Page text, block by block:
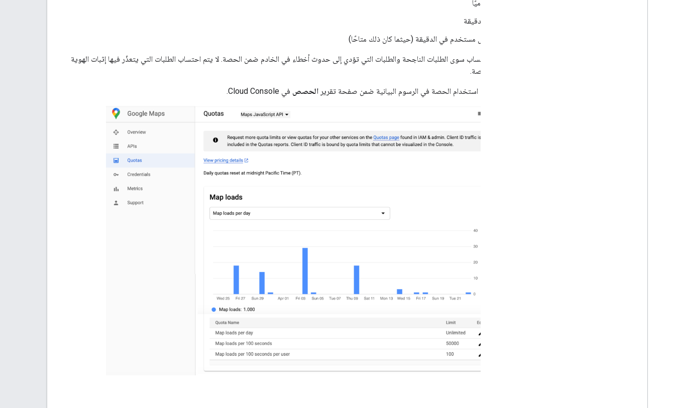
يوميًا
بالدقيقة
لكل مستخدم في الدقيقة (حيثما كان ذلك متاحًا)
لا يتم احتساب سوى الطلبات الناجحة والطلبات التي تؤدي إلى حدوث أخطاء في الخادم ضمن الحصة. لا يتم احتساب الطلبات التي يتعذّر فيها إثبات الهوية
ضمن الحصة.
يتم عرض استخدام الحصة في الرسوم البيانية ضمن صفحة تقرير الحصص في Cloud Console.